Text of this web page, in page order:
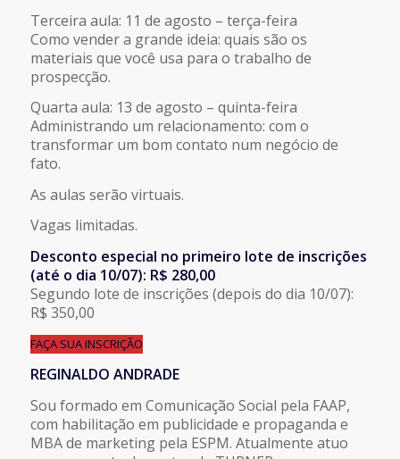
Terceira aula: 11 de agosto – terça-feira
Como vender a grande ideia: quais são os
materiais que você usa para o trabalho de
prospecção.
Quarta aula: 13 de agosto – quinta-feira
Administrando um relacionamento: com o
transformar um bom contato num negócio de
fato.
As aulas serão virtuais.
Vagas limitadas.
Desconto especial no primeiro lote de inscrições
(até o dia 10/07): R$ 280,00
Segundo lote de inscrições (depois do dia 10/07):
R$ 350,00
FAÇA SUA INSCRIÇÃO
REGINALDO ANDRADE
Sou formado em Comunicação Social pela FAAP,
com habilitação em publicidade e propaganda e
MBA de marketing pela ESPM. Atualmente atuo